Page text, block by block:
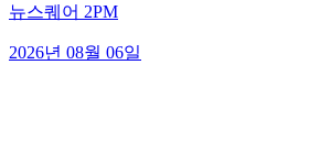
뉴스퀘어 2PM
2026년 08월 06일